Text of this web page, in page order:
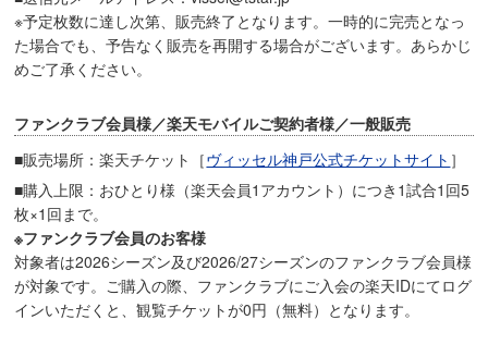
※予定枚数に達し次第、販売終了となります。一時的に完売となっ
た場合でも、予告なく販売を再開する場合がございます。あらかじ
めご了承ください。
ファンクラブ会員様／楽天モバイルご契約者様／一般販売
■販売場所：楽天チケット［ヴィッセル神戸公式チケットサイト ］
■購入上限：おひとり様（楽天会員1アカウント）につき1試合1回5
枚×1回まで。
※ファンクラブ会員のお客様
対象者は2026シーズン及び2026/27シーズンのファンクラブ会員様
が対象です。ご購入の際、ファンクラブにご入会の楽天IDにてログ
インいただくと、観覧チケットが0円（無料）となります。